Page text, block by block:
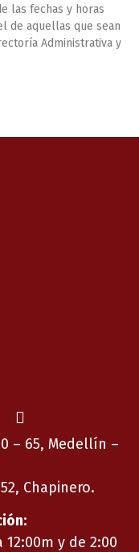
las fechas y horas
de aquellas que sean
Administrativa y
– 65, Medellín –
Chapinero.
y de 2:00